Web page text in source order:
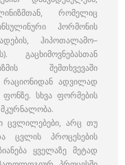
რომელიც
ჰორმონის
ჰიპოთალამო–
გაცხიმოვნებასთან
შემთხვევაში
რაციონიდან ადვილად
ფონზე. სხვა ფორმების
ცვლილებები, არც თუ
ცვლის პროცესების
ყველაზე მეტად